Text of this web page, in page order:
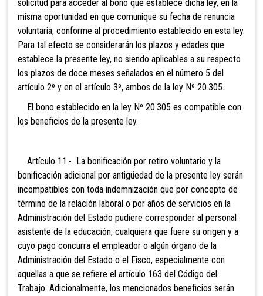
solicitud para acceder al bono que establece dicha ley, en la
misma oportunidad en que comunique su fecha de renuncia
voluntaria, conforme al procedimiento establecido en esta ley.
Para tal efecto se considerarán los plazos y edades que
establece la presente ley, no siendo aplicables a su respecto
los plazos de doce meses señalados en el número 5 del
artículo 2º y en el artículo 3º, ambos de la ley Nº 20.305.
El bono establecido en la ley Nº 20.305 es compatible con
los beneficios de la presente ley.
Artículo 11.- La bonificación por retiro voluntario y la
bonificación adicional por antigüedad de la presente ley serán
incompatibles con toda indemnización que por concepto de
término de la relación laboral o por años de servicios en la
Administración del Estado pudiere corresponder al personal
asistente de la educación, cualquiera que fuere su origen y a
cuyo pago concurra el empleador o algún órgano de la
Administración del Estado o el Fisco, especialmente con
aquellas a que se refiere el artículo 163 del Código del
Trabajo. Adicionalmente, los mencionados beneficios serán